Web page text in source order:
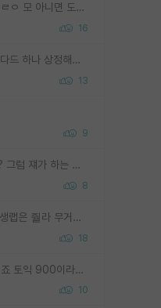
신생랩+젊은 교수 이게 ㄹㅇ 모 아니면 도인듯.
16
ML 대부분이 골드 스탠다드 하나 상정해놓고 (벤치마크 데이터셋이 여러 개면 여러 개 상정) 그거 얼마나 잘 맞추나 싸움임 가끔 번뜩이는 설계 철학을 보여주는 논문들도 있지만 대부분 그거 성적 얼마나 더 올리느라에 혈안이 되어 있는 측면이 잇음
13
9
open ai가 ai대장아님? 그럼 쟤가 하는 말이 다 맞겠네
8
신생랩 1기 출신인데 신생랩은 줠라 무거운 바벨 같은거임. 들면 대박인데 못들면 깔려 죽음. 아무도 알려주지 않는 환경에서 자생해야하지만, 일단 살아남았다면 그 어떤 사람보다 악착같고 생존력 높은 사람으로 거듭날 수 있음
18
뭐 토익같은게 되버린거죠 토익 900이라고 영어잘하는건 아닙니다만 잘하는사람은 다 900을 넘는 그런
10